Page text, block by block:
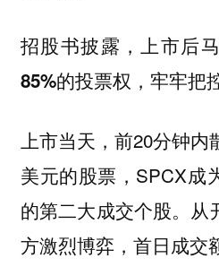
招股书披露，上市后
85%的投票权，牢牢把
上市当天，前20分钟
美元的股票，SPCX成
的第二大成交个股。从
方激烈博弈，首日成交